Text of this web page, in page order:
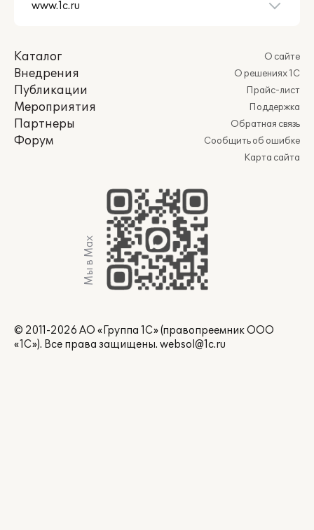
Каталог
Внедрения
Публикации
Мероприятия
Партнеры
Форум
О сайте
О решениях 1С
Прайс-лист
Поддержка
Обратная связь
Сообщить об ошибке
Карта сайта
Мы в Max
© 2011-2026 АО «Группа 1С» (правопреемник ООО
«1С»). Все права защищены. websol@1c.ru